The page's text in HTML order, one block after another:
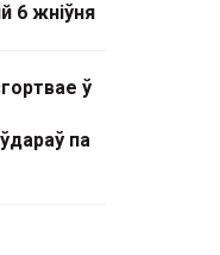
6 жніўня
ў
па